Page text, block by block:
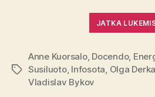
JATKA
Avainsanat
Anne Kuorsalo, Docendo,
Susiluoto, Infosota, Olga
Vladislav Bykov